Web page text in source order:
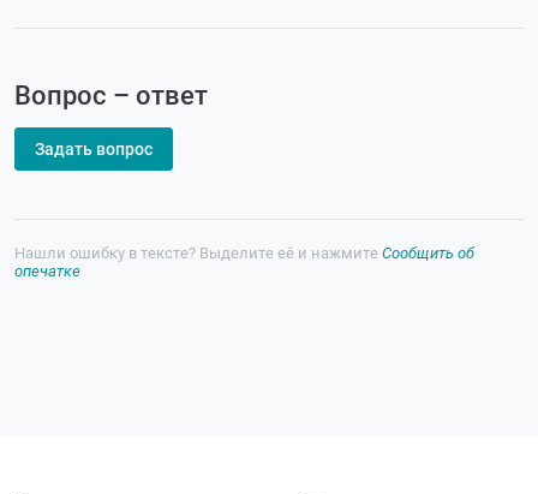
Вопрос – ответ
Задать вопрос
Нашли ошибку в тексте? Выделите её и нажмите Сообщить об
опечатке